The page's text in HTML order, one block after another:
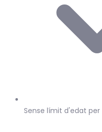
Sense límit d'edat